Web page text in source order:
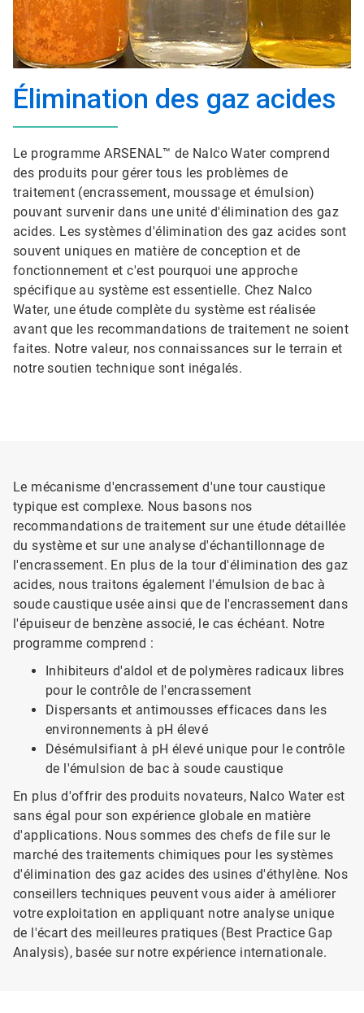
Élimination des gaz acides
Le programme ARSENAL™ de Nalco Water comprend
des produits pour gérer tous les problèmes de
traitement (encrassement, moussage et émulsion)
pouvant survenir dans une unité d'élimination des gaz
acides. Les systèmes d'élimination des gaz acides sont
souvent uniques en matière de conception et de
fonctionnement et c'est pourquoi une approche
spécifique au système est essentielle. Chez Nalco
Water, une étude complète du système est réalisée
avant que les recommandations de traitement ne soient
faites. Notre valeur, nos connaissances sur le terrain et
notre soutien technique sont inégalés.
Le mécanisme d'encrassement d'une tour caustique
typique est complexe. Nous basons nos
recommandations de traitement sur une étude détaillée
du système et sur une analyse d'échantillonnage de
l'encrassement. En plus de la tour d'élimination des gaz
acides, nous traitons également l'émulsion de bac à
soude caustique usée ainsi que de l'encrassement dans
l'épuiseur de benzène associé, le cas échéant. Notre
programme comprend :
Inhibiteurs d'aldol et de polymères radicaux libres
pour le contrôle de l'encrassement
Dispersants et antimousses efficaces dans les
environnements à pH élevé
Désémulsifiant à pH élevé unique pour le contrôle
de l'émulsion de bac à soude caustique
En plus d'offrir des produits novateurs, Nalco Water est
sans égal pour son expérience globale en matière
d'applications. Nous sommes des chefs de file sur le
marché des traitements chimiques pour les systèmes
d'élimination des gaz acides des usines d'éthylène. Nos
conseillers techniques peuvent vous aider à améliorer
votre exploitation en appliquant notre analyse unique
de l'écart des meilleures pratiques (Best Practice Gap
Analysis), basée sur notre expérience internationale.